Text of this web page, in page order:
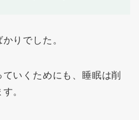
りでした。
いくためにも、睡眠は削
。